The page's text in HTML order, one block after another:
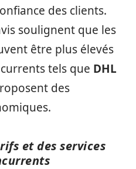
des clients.
soulignent que les
être plus élevés
tels que DHL
des
et des services